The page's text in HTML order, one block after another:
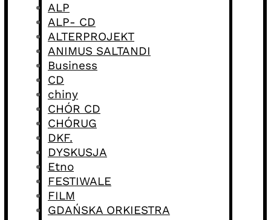
ALP
ALP- CD
ALTERPROJEKT
ANIMUS SALTANDI
Business
CD
chiny
CHÓR CD
CHÓRUG
DKF.
DYSKUSJA
Etno
FESTIWALE
FILM
GDAŃSKA ORKIESTRA